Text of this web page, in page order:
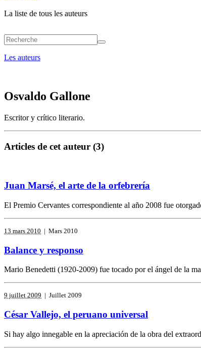
La liste de tous les auteurs
Les auteurs
Osvaldo Gallone
Escritor y crítico literario.
Articles de cet auteur (3)
Juan Marsé, el arte de la orfebrería
El Premio Cervantes correspondiente al año 2008 fue
13 mars 2010 | Mars 2010
Balance y responso
Mario Benedetti (1920-2009) fue tocado por el ángel de la
9 juillet 2009 | Juillet 2009
César Vallejo, el peruano universal
Si hay algo innegable en la apreciación de la obra del